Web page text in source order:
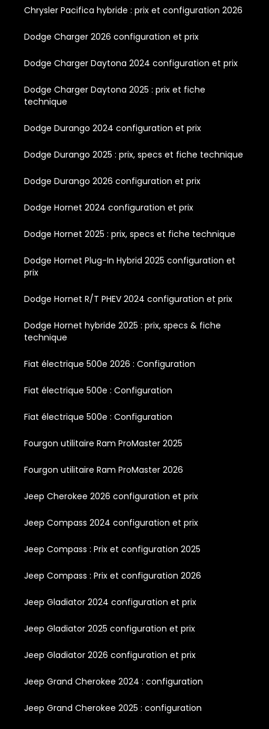
Chrysler Pacifica hybride : prix et configuration 2026
Dodge Charger 2026 configuration et prix
Dodge Charger Daytona 2024 configuration et prix
Dodge Charger Daytona 2025 : prix et fiche
technique
Dodge Durango 2024 configuration et prix
Dodge Durango 2025 : prix, specs et fiche technique
Dodge Durango 2026 configuration et prix
Dodge Hornet 2024 configuration et prix
Dodge Hornet 2025 : prix, specs et fiche technique
Dodge Hornet Plug-In Hybrid 2025 configuration et
prix
Dodge Hornet R/T PHEV 2024 configuration et prix
Dodge Hornet hybride 2025 : prix, specs & fiche
technique
Fiat électrique 500e 2026 : Configuration
Fiat électrique 500e : Configuration
Fiat électrique 500e : Configuration
Fourgon utilitaire Ram ProMaster 2025
Fourgon utilitaire Ram ProMaster 2026
Jeep Cherokee 2026 configuration et prix
Jeep Compass 2024 configuration et prix
Jeep Compass : Prix et configuration 2025
Jeep Compass : Prix et configuration 2026
Jeep Gladiator 2024 configuration et prix
Jeep Gladiator 2025 configuration et prix
Jeep Gladiator 2026 configuration et prix
Jeep Grand Cherokee 2024 : configuration
Jeep Grand Cherokee 2025 : configuration